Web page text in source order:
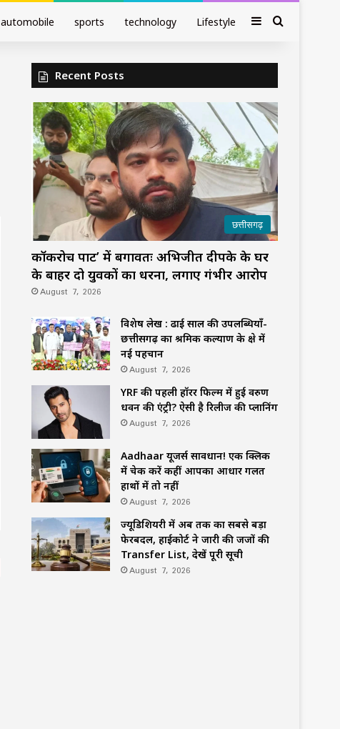
automobile sports technology Lifestyle SidebarSearch
Recent Posts
छत्तीसगढ़
कॉकरोच पार्टी’ में बगावतः अभिजीत दीपके के घर
के बाहर दो युवकों का धरना, लगाए गंभीर आरोप
August 7, 2026
विशेष लेख : ढाई साल की उपलब्धियाँ-
छत्तीसगढ़ का श्रमिक कल्याण के क्षेत्र में
नई पहचान
August 7, 2026
YRF की पहली हॉरर फिल्म में हुई वरुण
धवन की एंट्री? ऐसी है रिलीज की प्लानिंग
August 7, 2026
Aadhaar यूजर्स सावधान! एक क्लिक
में चेक करें कहीं आपका आधार गलत
हाथों में तो नहीं
August 7, 2026
ज्यूडिशियरी में अब तक का सबसे बड़ा
फेरबदल, हाईकोर्ट ने जारी की जजों की
Transfer List, देखें पूरी सूची
August 7, 2026